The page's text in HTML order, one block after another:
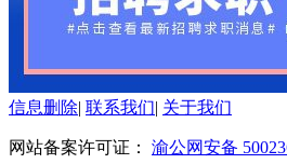
信息删除| 联系我们| 关于我们
网站备案许可证： 渝公网安备